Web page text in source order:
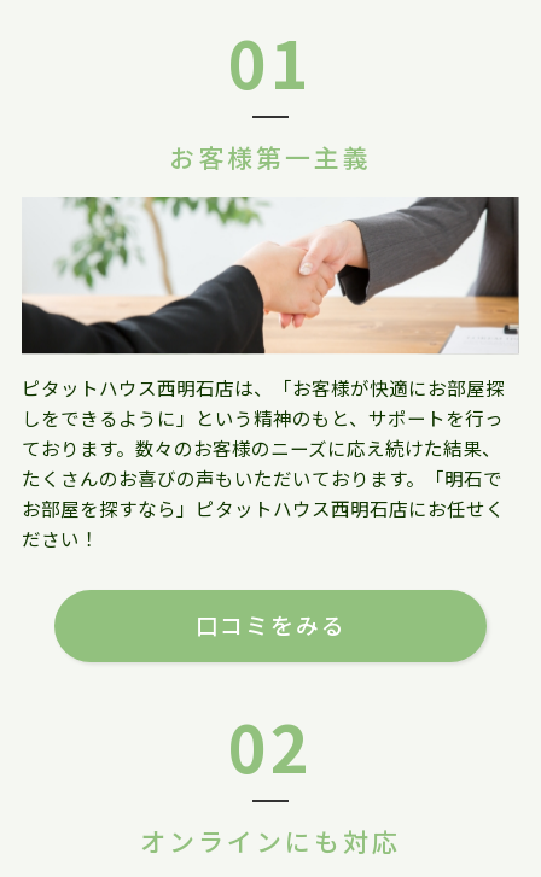
01
お客様第一主義
ピタットハウス西明石店は、「お客様が快適にお部屋探
しをできるように」という精神のもと、サポートを行っ
ております。数々のお客様のニーズに応え続けた結果、
たくさんのお喜びの声もいただいております。「明石で
お部屋を探すなら」ピタットハウス西明石店にお任せく
ださい！
口コミをみる
02
オンラインにも対応